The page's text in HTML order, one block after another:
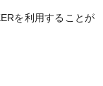
を利用することが